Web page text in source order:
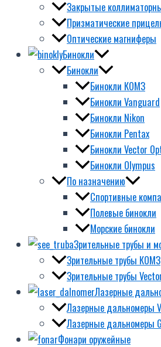
Закрытые
Призматические
Оптические магниферы
Бинокли
Бинокли
Бинокли КОМЗ
Бинокли Vanguard
Бинокли Nikon
Бинокли Pentax
Бинокли Vector
Бинокли Olympus
По назначению
Спортивные
Полевые бинокли
Морские бинокли
Зрительные трубы и
Зрительные трубы КОМЗ
Зрительные трубы
Лазерные
Лазерные дальномеры
Лазерные дальномеры
Фонари оружейные